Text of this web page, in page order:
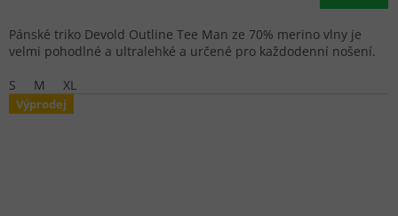
Pánské triko Devold Outline Tee Man ze 70% merino vlny je
velmi pohodlné a ultralehké a určené pro každodenní nošení.
S
M XL
Výprodej